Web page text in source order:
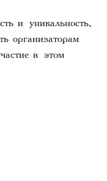
и уникальность,
организаторам
в этом